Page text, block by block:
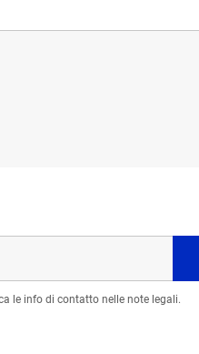
le info di contatto nelle note legali.